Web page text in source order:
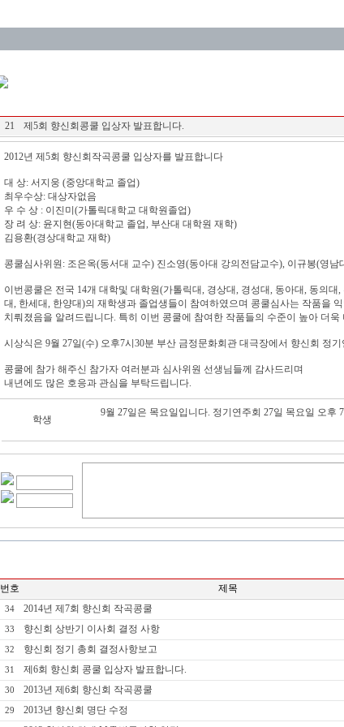
21 제5회 향신회콩쿨 입상자 발표합니다.
2012년 제5회 향신회작곡콩쿨 입상자를 발표합니다
대 상: 서지웅 (중앙대학교 졸업)
최우수상: 대상자없음
우 수 상 : 이진미(가톨릭대학교 대학원졸업)
장 려 상: 윤지현(동아대학교 졸업, 부산대 대학원 재학)
김용환(경상대학교 재학)
콩쿨심사위원: 조은옥(동서대 교수) 진소영(동아대 강의전담교수), 이규봉(영남
이번콩쿨은 전국 14개 대학및 대학원(가톨릭대, 경상대, 경성대, 동아대, 동의
대, 한세대, 한양대)의 재학생과 졸업생들이 참여하였으며 콩쿨심사는 작품을
치뤄졌음을 알려드립니다. 특히 이번 콩쿨에 참여한 작품들의 수준이 높아 더
시상식은 9월 27일(수) 오후7시30분 부산 금정문화회관 대극장에서 향신회 정
콩쿨에 참가 해주신 참가자 여러분과 심사위원 선생님들께 감사드리며
내년에도 많은 호응과 관심을 부탁드립니다.
학생
9월 27일은 목요일입니다. 정기연주회 27일 목요일 오후
번호 제목
34 2014년 제7회 향신회 작곡콩쿨
33 향신회 상반기 이사회 결정 사항
32 향신회 정기 총회 결정사항보고
31 제6회 향신회 콩쿨 입상자 발표합니다.
30 2013년 제6회 향신회 작곡콩쿨
29 2013년 향신회 명단 수정